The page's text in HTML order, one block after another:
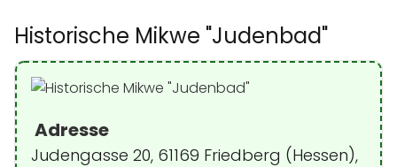
Historische Mikwe "Judenbad"
Adresse
Judengasse 20, 61169 Friedberg (Hessen),